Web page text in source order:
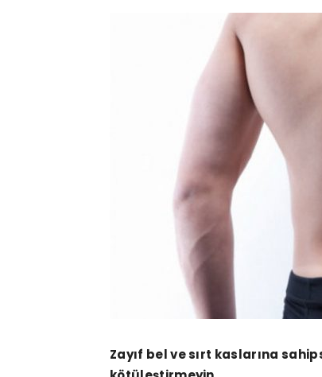
Zayıf bel ve sırt kaslarına